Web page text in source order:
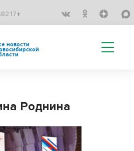
новости
Роднина